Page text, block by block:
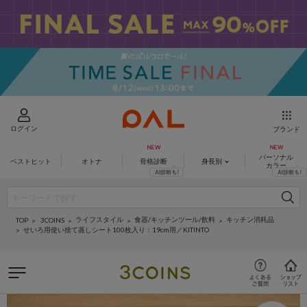
ログイン ブランド
ベストヒット オトナ 骨格診断 身長別
パーソナル
カラー
TOP 3COINS ライフスタイル 食器/キッチンツール/飲料
キッチン消耗品
せいろ用使い捨て蒸しシート100枚入り：19cm用／KITINTO